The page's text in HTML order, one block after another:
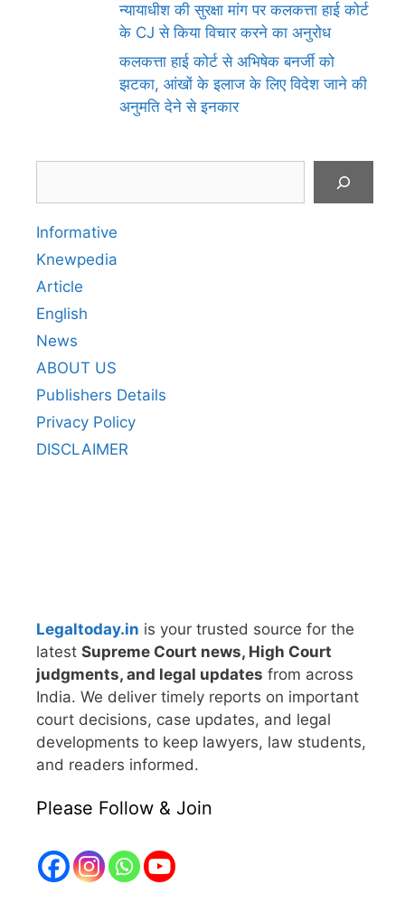
न्यायाधीश की सुरक्षा मांग पर कलकत्ता हाई कोर्ट
के CJ से किया विचार करने का अनुरोध
कलकत्ता हाई कोर्ट से अभिषेक बनर्जी को
झटका, आंखों के इलाज के लिए विदेश जाने की
अनुमति देने से इनकार
Informative
Knewpedia
Article
English
News
ABOUT US
Publishers Details
Privacy Policy
DISCLAIMER
Legaltoday.in is your trusted source for the
latest Supreme Court news, High Court
judgments, and legal updates from across
India. We deliver timely reports on important
court decisions, case updates, and legal
developments to keep lawyers, law students,
and readers informed.
Please Follow & Join